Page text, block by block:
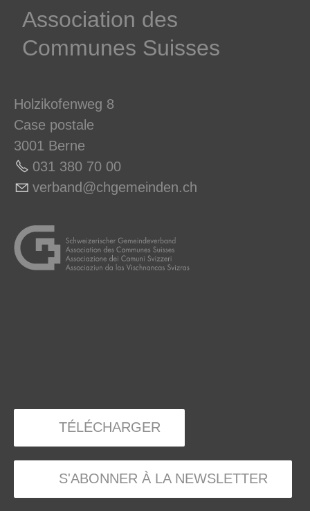
­Association des­
Communes ­Suisses
Holzikofenweg 8
Case postale
3001 Berne
031 380 70 00
v rb nd chg m nd n ch
TÉLÉCHARGER
S'ABONNER À LA NEWSLETTER